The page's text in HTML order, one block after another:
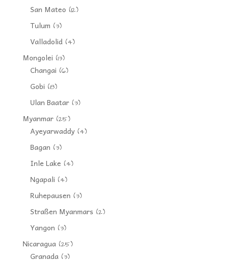
San Mateo (12)
Tulum (3)
Valladolid(4)
Mongolei (13)
Changai (6)
Gobi (8)
Ulan Baatar(3)
Myanmar(25)
Ayeyarwaddy(4)
Bagan (3)
Inle Lake (4)
Ngapali (4)
Ruhepausen (3)
Straßen Myanmars (2)
Yangon (3)
Nicaragua(25)
Granada(3)